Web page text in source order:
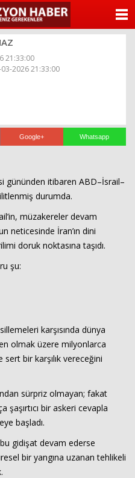
21:33:00
2026 21:33:00
Google+ Whatsapp
gününden itibaren ABD–İsrail–
durumda.
müzakereler devam
neticesinde İran’ın dini
doruk noktasına taşıdı.
şu:
karşısında dünya
olmak üzere milyonlarca
sert bir karşılık vereceğini
sürpriz olmayan; fakat
şaşırtıcı bir askeri cevapla
başladı.
gidişat devam ederse
bir yangına uzanan tehlikeli
ANASAYFA
YAZARLAR
İLETİŞİM